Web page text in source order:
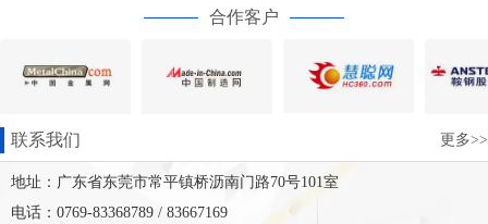
合作客户
联系我们 更多>>
地址：广东省东莞市常平镇桥沥南门路70号101室
电话：0769-83368789 / 83667169